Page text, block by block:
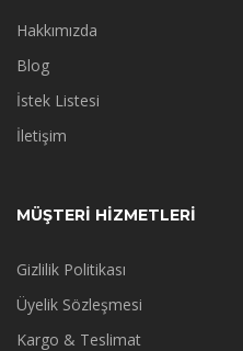
Hakkımızda
Blog
İstek Listesi
İletişim
MÜŞTERİ HİZMETLERİ
Gizlilik Politikası
Üyelik Sözleşmesi
Kargo & Teslimat